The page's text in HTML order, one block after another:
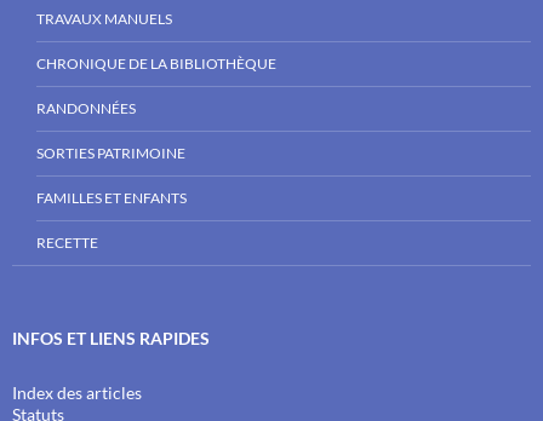
TRAVAUX MANUELS
CHRONIQUE DE LA BIBLIOTHÈQUE
RANDONNÉES
SORTIES PATRIMOINE
FAMILLES ET ENFANTS
RECETTE
INFOS ET LIENS RAPIDES
Index des articles
Statuts